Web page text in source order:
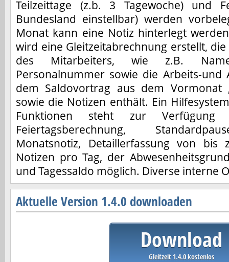
Teilzeittage (z.b. 3 Tagewoche) und
Bundesland einstellbar) werden
Monat kann eine Notiz hinterlegt
wird eine Gleitzeitabrechnung erstellt,
des Mitarbeiters, wie z.B.
Personalnummer sowie die Arbeits-und
dem Saldovortrag aus dem Vormonat
sowie die Notizen enthält. Ein
Funktionen steht zur
Feiertagsberechnung,
Monatsnotiz, Detaillerfassung von
Notizen pro Tag, der
und Tagessaldo möglich. Diverse interne
Aktuelle Version 1.4.0 downloaden
Download
Gleitzeit 1.4.0 kostenlos